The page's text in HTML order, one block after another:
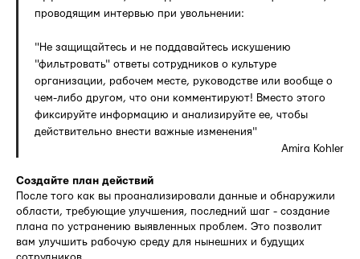
проводящим интервью при увольнении:
"Не защищайтесь и не поддавайтесь искушению
"фильтровать" ответы сотрудников о культуре
организации, рабочем месте, руководстве или вообще о
чем-либо другом, что они комментируют! Вместо этого
фиксируйте информацию и анализируйте ее, чтобы
действительно внести важные изменения"
Amira Kohler
Создайте план действий
После того как вы проанализировали данные и обнаружили
области, требующие улучшения, последний шаг - создание
плана по устранению выявленных проблем. Это позволит
вам улучшить рабочую среду для нынешних и будущих